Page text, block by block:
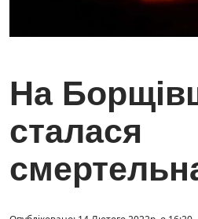
На
сталася